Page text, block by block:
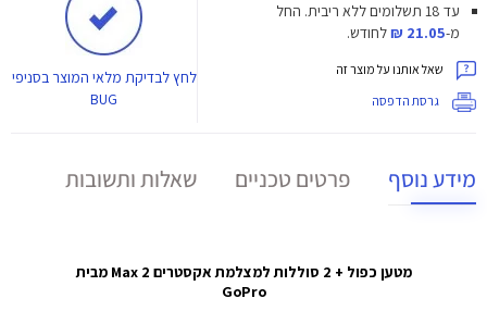
עד 18 תשלומים ללא ריבית.
החל
מ-21.05 ₪ לחודש.
שאל אותנו על מוצר זה
גרסת הדפסה
לחץלבדיקת מלאי המוצר בסניפי
BUG
מידע נוסף פרטים טכניים שאלות ותשובות
מטען כפול + 2 סוללות למצלמת אקסטרים Max 2 מבית
GoPro